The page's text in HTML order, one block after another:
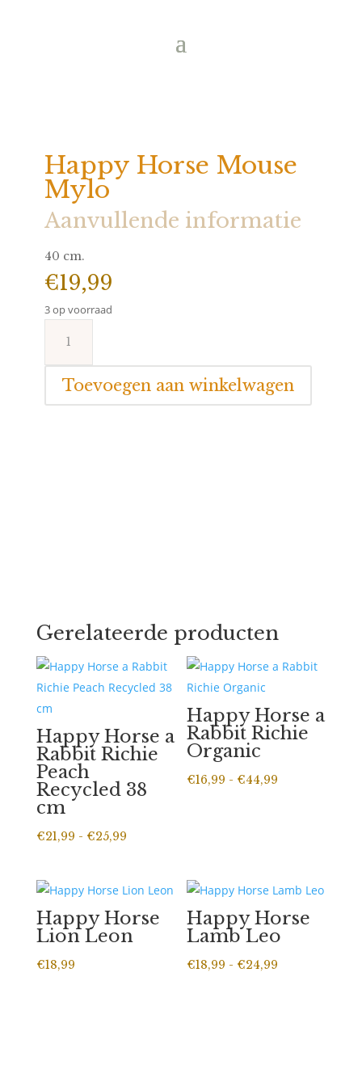
Happy Horse Mouse
Mylo
Aanvullende informatie
40 cm.
€19,99
3 op voorraad
Horse
Mouse
Mylo
aantal
Toevoegen aan winkelwagen
Gerelateerde producten
Happy Horse a
Rabbit Richie
Peach
Recycled 38
cm
€21,99 - €25,99Prijsklasse:
€25,99
Happy Horse a
Rabbit Richie
Organic
€16,99 - €44,99
Happy Horse
Lion Leon
€18,99
Happy Horse
Lamb Leo
€18,99 - €24,99